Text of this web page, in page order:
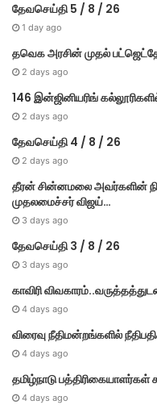
தேவசெய்தி 5 / 8 / 26
1 day ago
தவெக அரசின் முதல்
2 days ago
146 இன்ஜினியரிங்
2 days ago
தேவசெய்தி 4 / 8 / 26
2 days ago
தீரன் சின்னமலை அவர்களின்
முதலமைச்சர் விஜய்…
3 days ago
தேவசெய்தி 3 / 8 / 26
3 days ago
காவிரி
4 days ago
விரைவு நீதிமன்றங்களில்
4 days ago
தமிழ்நாடு பத்திரிகையாளர்கள்
4 days ago